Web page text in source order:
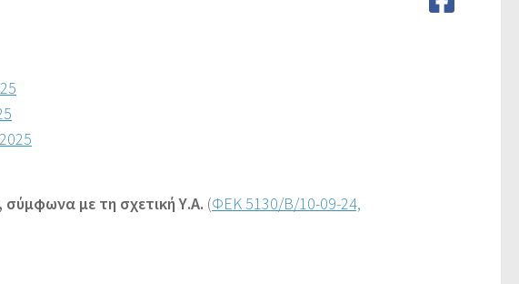
σύμφωνα με τη σχετική Υ.Α. (ΦΕΚ 5130/Β/10-09-24,